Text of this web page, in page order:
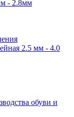
- 2.8мм
2.5 мм - 4.0
обуви и